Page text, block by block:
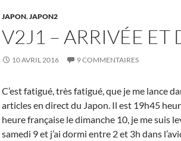
JAPON,JAPON2
V2J1 – ARRIVÉE ET
10 AVRIL 2016 9 COMMENTAIRES
C’est fatigué, très fatigué, que je me lance
articles en direct du Japon. Il est 19h45
heure française le dimanche 10, je me suis
samedi 9 et j’ai dormi entre 2 et 3h dans